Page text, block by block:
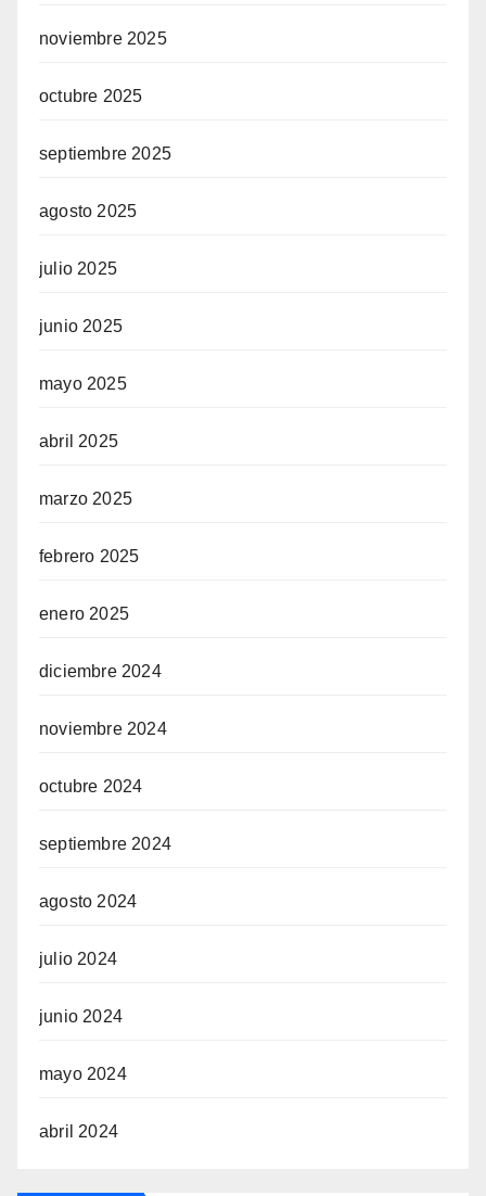
noviembre 2025
octubre 2025
septiembre 2025
agosto 2025
julio 2025
junio 2025
mayo 2025
abril 2025
marzo 2025
febrero 2025
enero 2025
diciembre 2024
noviembre 2024
octubre 2024
septiembre 2024
agosto 2024
julio 2024
junio 2024
mayo 2024
abril 2024